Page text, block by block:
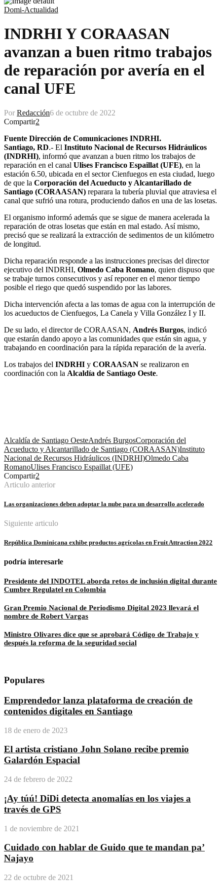
Domi-Actualidad
INDRHI Y CORAASAN
avanzan a buen ritmo trabajos
de reparación por avería en el
canal UFE
Por Redacción6 de octubre de 2022
Compartir2
Fuente Dirección de Comunicaciones INDRHI.
Santiago, RD.- El Instituto Nacional de Recursos Hidráulicos
(INDRHI), informó que avanzan a buen ritmo los trabajos de
reparación en el canal Ulises Francisco Espaillat (UFE), en la
estación 6.50, ubicada en el sector Cienfuegos en esta ciudad, luego
de que la Corporación del Acueducto y Alcantarillado de
Santiago (CORAASAN) reparara la tubería pluvial que atraviesa el
canal que sufrió una rotura, produciendo daños en una de las losetas.
El organismo informó además que se sigue de manera acelerada la
reparación de otras losetas que están en mal estado. Así mismo,
precisó que se realizará la extracción de sedimentos de un kilómetro
de longitud.
Dicha reparación responde a las instrucciones precisas del director
ejecutivo del INDRHI, Olmedo Caba Romano, quien dispuso que
se trabaje turnos consecutivos y así reponer en el menor tiempo
posible el riego que quedó suspendido por las labores.
Dicha intervención afecta a las tomas de agua con la interrupción de
los acueductos de Cienfuegos, La Canela y Villa González I y II.
De su lado, el director de CORAASAN, Andrés Burgos, indicó
que estarán dando apoyo a las comunidades que están sin agua, y
trabajando en coordinación para la rápida reparación de la avería.
Los trabajos del INDRHI y CORAASAN se realizaron en
coordinación con la Alcaldía de Santiago Oeste.
Alcaldía de Santiago OesteAndrés BurgosCorporación del
Acueducto y Alcantarillado de Santiago (CORAASAN)Instituto
Nacional de Recursos Hidráulicos (INDRHI)Olmedo Caba
RomanoUlises Francisco Espaillat (UFE)
Compartir2
Articulo anterior
Las organizaciones deben adoptar la nube para un desarrollo acelerado
Siguiente articulo
República Dominicana exhibe productos agrícolas en Fruit Attraction 2022
podría interesarle
Presidente del INDOTEL aborda retos de inclusión digital durante
Cumbre Regulatel en Colombia
Gran Premio Nacional de Periodismo Digital 2023 llevará el
nombre de Robert Vargas
Ministro Olivares dice que se aprobará Código de Trabajo y
después la reforma de la seguridad social
Populares
Emprendedor lanza plataforma de creación de
contenidos digitales en Santiago
18 de enero de 2023
El artista cristiano John Solano recibe premio
Galardón Espacial
24 de febrero de 2022
¡Ay túú! DiDi detecta anomalías en los viajes a
través de GPS
1 de noviembre de 2021
Cuidado con hablar de Guido que te mandan pa’
Najayo
22 de octubre de 2021